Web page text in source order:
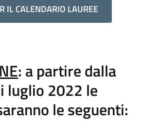
IL CALENDARIO LAUREE
: a partire dalla
luglio 2022 le
le seguenti: